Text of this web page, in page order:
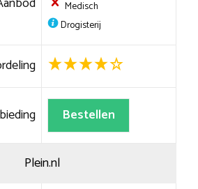
Medisch
Drogisterij
Bestellen
Plein.nl